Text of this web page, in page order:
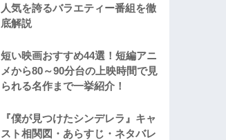
人気を誇るバラエティー番組を徹
底解説
短い映画おすすめ44選！短編アニ
メから80～90分台の上映時間で見
られる名作まで一挙紹介！
『僕が見つけたシンデレラ』キャ
スト相関図・あらすじ・ネタバレ